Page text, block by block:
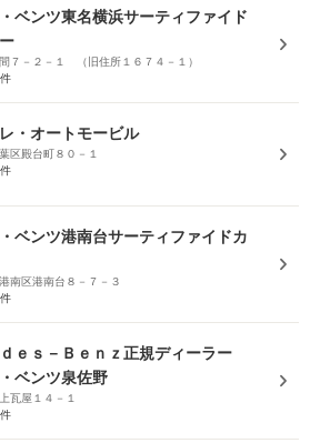
ベンツ東名横浜サーティファイド
７－２－１ （旧住所１６７４－１）
件
・オートモービル
区殿台町８０－１
件
ベンツ港南台サーティファイドカ
南区港南台８－７－３
件
ｅｓ－Ｂｅｎｚ正規ディーラー
ベンツ泉佐野
瓦屋１４－１
件